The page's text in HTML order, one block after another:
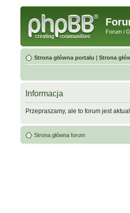
Forum i
Strona główna portalu | Strona
Informacja
Przepraszamy, ale to forum jest
Strona główna forum